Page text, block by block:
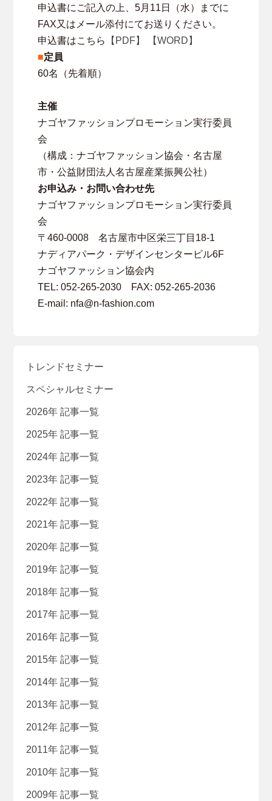
申込書にご記入の上、5月11日（水）までに
FAX又はメール添付にてお送りください。
申込書はこちら
【PDF】
【WORD】
■定員
60名（先着順）
主催
ナゴヤファッションプロモーション実行委員
会
（構成：ナゴヤファッション協会・名古屋
市・公益財団法人名古屋産業振興公社）
お申込み・お問い合わせ先
ナゴヤファッションプロモーション実行委員
会
〒460-0008 名古屋市中区栄三丁目18-1
ナディアパーク・デザインセンタービル6F
ナゴヤファッション協会内
TEL: 052-265-2030 FAX: 052-265-2036
E-mail: nfa@n-fashion.com
トレンドセミナー
スペシャルセミナー
2026年 記事一覧
2025年 記事一覧
2024年 記事一覧
2023年 記事一覧
2022年 記事一覧
2021年 記事一覧
2020年 記事一覧
2019年 記事一覧
2018年 記事一覧
2017年 記事一覧
2016年 記事一覧
2015年 記事一覧
2014年 記事一覧
2013年 記事一覧
2012年 記事一覧
2011年 記事一覧
2010年 記事一覧
2009年 記事一覧